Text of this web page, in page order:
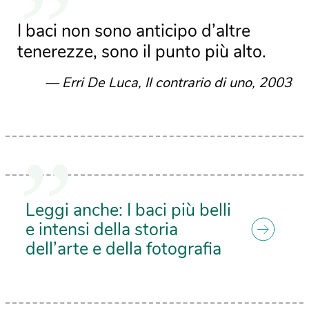
I baci non sono anticipo d’altre
tenerezze, sono il punto più alto.
Erri De Luca, Il contrario di uno, 2003
Leggi anche: I baci più belli
e intensi della storia
dell’arte e della fotografia